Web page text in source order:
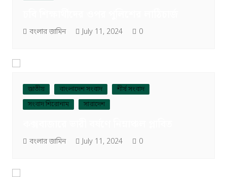
বংলার জামিন July 11, 2024 0
জাতীয় বাংলাদেশ সংবাদ
শীর্ষ সংবাদ
সংবাদ শিরোনাম
সারাদেশ
বংলার জামিন July 11, 2024 0